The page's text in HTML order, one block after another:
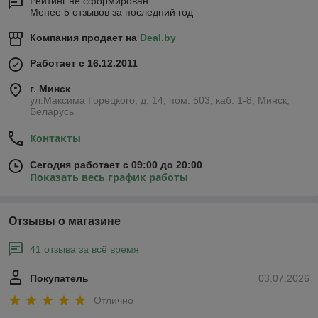
Менее 5 отзывов за последний год
Компания продает на Deal.by
Работает с 16.12.2011
г. Минск
ул.Максима Горецкого, д. 14, пом. 503, каб. 1-8, Минск,
Беларусь
Контакты
Сегодня работает с 09:00 до 20:00
Показать весь график работы
Отзывы о магазине
41 отзыва за всё время
03.07.2026
Покупатель
Отлично